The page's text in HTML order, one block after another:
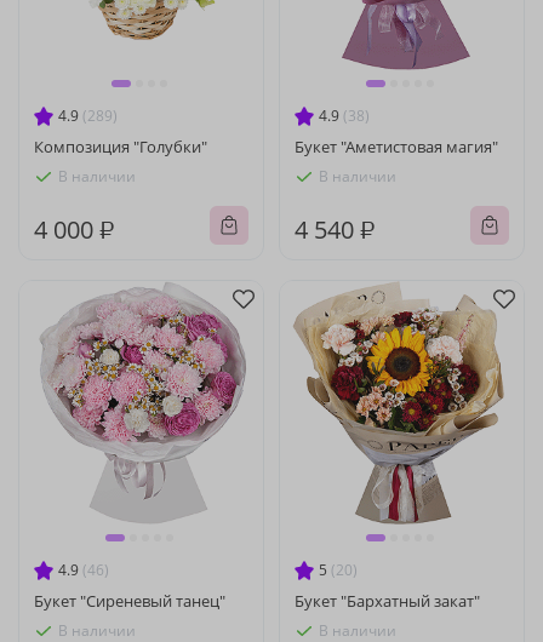
4.9 (289)
Композиция "Голубки"
В наличии
4 000 ₽
4.9 (38)
Букет "Аметистовая магия"
В наличии
4 540 ₽
4.9 (46)
Букет "Сиреневый танец"
В наличии
5 (20)
Букет "Бархатный закат"
В наличии